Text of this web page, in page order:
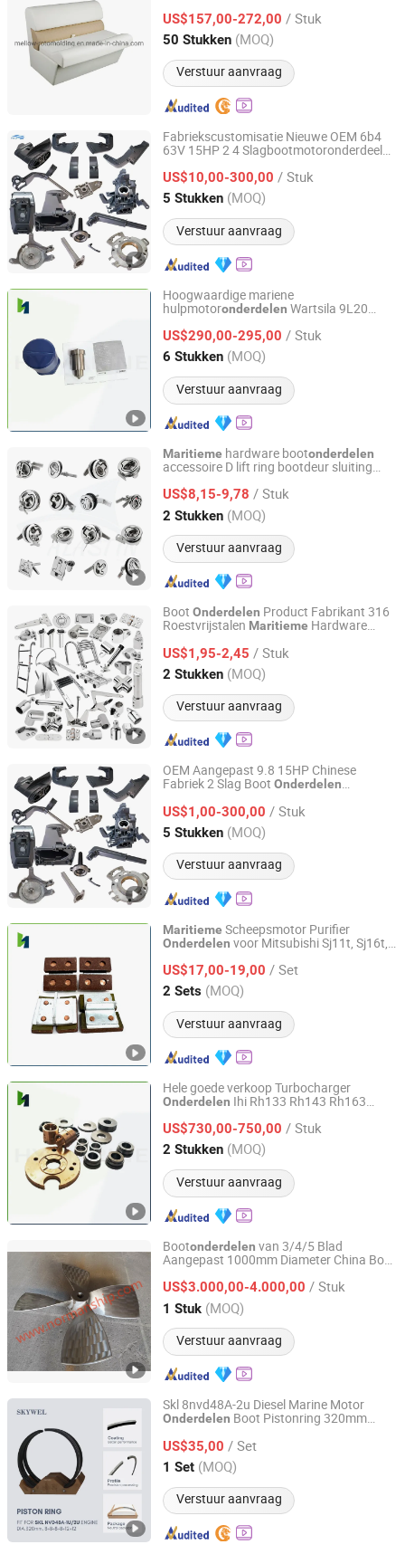
US$157,00-272,00 / Stuk
50 Stukken (MOQ)
Verstuur aanvraag
Fujian, China Sinds 2019
Fabriekscustomisatie Nieuwe OEM 6b4
63V 15HP 2 4 Slagbootmotoronderdeel
Benzinemotor Buitenboordmotor
Reserveonderdeel voor YAMAHA
US$10,00-300,00 / Stuk
5 Stukken (MOQ)
Verstuur aanvraag
Ningbo Dofan Machinery Technology Co., Ltd.
Zhejiang, China Sinds 2025
Hoogwaardige mariene
hulpmotoronderdelen Wartsila 9L20
dieselmotoronderdelen
US$290,00-295,00 / Stuk
6 Stukken (MOQ)
Verstuur aanvraag
Qinhuangdao Hy Marine Machinery Equipment Co., Ltd
Hebei, China Sinds 2022
Maritieme hardware bootonderdelen
accessoire D lift ring bootdeur sluiting
vloer gesp draaihaak sluiting boot draai
slot
US$8,15-9,78 / Stuk
2 Stukken (MOQ)
Verstuur aanvraag
Qingdao Alastin Outdoor Products Co., Ltd.
Shandong, China Sinds 2023
Boot Onderdelen Product Fabrikant 316
Roestvrijstalen Maritieme Hardware
Accessoire Boot Accessoires voor Boot
US$1,95-2,45 / Stuk
2 Stukken (MOQ)
Verstuur aanvraag
Qingdao Alastin Outdoor Products Co., Ltd.
Shandong, China Sinds 2023
OEM Aangepast 9.8 15HP Chinese
Fabriek 2 Slag Boot Onderdelen
Buitenboordmotor voor Tahatsu Mariene
Onderdelen
US$1,00-300,00 / Stuk
5 Stukken (MOQ)
Verstuur aanvraag
Ningbo Dofan Machinery Technology Co., Ltd.
Zhejiang, China Sinds 2025
Maritieme Scheepsmotor Purifier
Onderdelen voor Mitsubishi Sj11t, Sj16t,
US$17,00-19,00 / Set
2 Sets (MOQ)
Verstuur aanvraag
Qinhuangdao Hy Marine Machinery Equipment Co., Ltd
Hebei, China Sinds 2022
Hele goede verkoop Turbocharger
Onderdelen Ihi Rh133 Rh143 Rh163
Scheepvaart Reserveonderdelen
US$730,00-750,00 / Stuk
2 Stukken (MOQ)
Verstuur aanvraag
Qinhuangdao Hy Marine Machinery Equipment Co., Ltd
Hebei, China Sinds 2022
Bootonderdelen van 3/4/5 Blad
Aangepast 1000mm Diameter China Boot
Aluminium Brons Vaste Stapel Propeller
US$3.000,00-4.000,00 / Stuk
1 Stuk (MOQ)
Verstuur aanvraag
Zhenjiang Normanship Co., Ltd.
Jiangsu, China Sinds 2010
Skl 8nvd48A-2u Diesel Marine Motor
Onderdelen Boot Pistonring 320mm
104
US$35,00 / Set
1 Set (MOQ)
Verstuur aanvraag
SKYWEL MACHINERY CO., LTD.
Hunan, China Sinds 2025